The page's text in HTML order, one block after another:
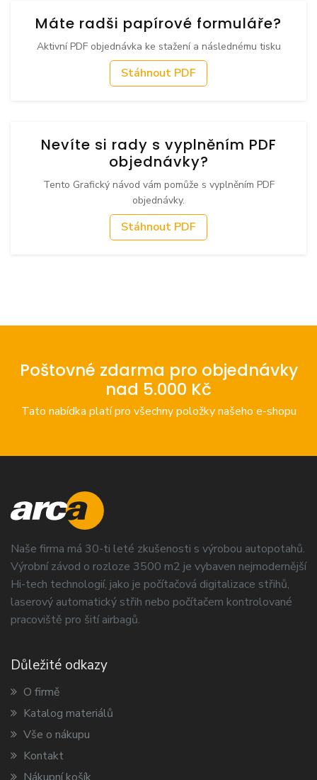
Máte radši papírové formuláře?
Aktivní PDF objednávka ke stažení a následnému tisku
Stáhnout PDF
Nevíte si rady s vyplněním PDF
objednávky?
Tento Grafický návod vám pomůže s vyplněním PDF
objednávky.
Stáhnout PDF
Poštovné zdarma pro objednávky
nad 5.000 Kč
Tato nabídka platí pro všechny položky našeho e-shopu
Naše firma má 30-ti leté zkušenosti s výrobou autopotahů.
Výrobní závod o rozloze 3500 m2 je vybaven nejmodernější
Hi-tech technologií, jako je počítačová digitalizace střihů,
laserový automatický střih nebo počítačem kontrolované
pracoviště pro šití airbagů.
Důležité odkazy
O firmě
Katalog materiálů
Vše o nákupu
Kontakt